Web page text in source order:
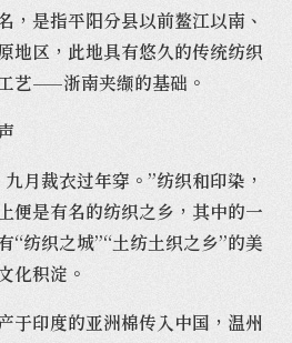
是指平阳分县以前鳌江以南、
地区，此地具有悠久的传统纺织
艺——浙南夹缬的基础。
裁衣过年穿。”纺织和印染，
便是有名的纺织之乡，其中的一
“纺织之城”“土纺土织之乡”的美
化积淀。
印度的亚洲棉传入中国，温州